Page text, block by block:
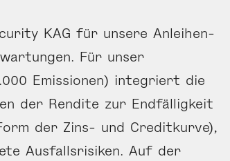
KAG für unsere Anleihen-
Für unser
Emissionen) integriert die
der Rendite zur Endfälligkeit
der Zins- und Creditkurve),
Ausfallsrisiken. Auf der